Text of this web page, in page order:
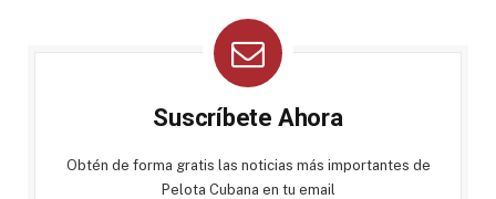
Suscríbete Ahora
Obtén de forma gratis las noticias más importantes de
Pelota Cubana en tu email